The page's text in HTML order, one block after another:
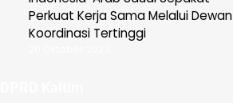
Perkuat Kerja Sama Melalui Dewan
Koordinasi Tertinggi